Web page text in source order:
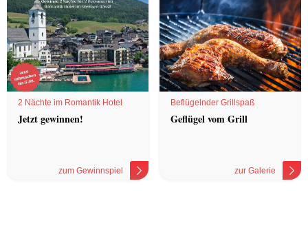
2 Nächte im Romantik Hotel
Jetzt gewinnen!
zum Gewinnspiel
Beflügelnder Grillspaß
Geflügel vom Grill
zur Galerie